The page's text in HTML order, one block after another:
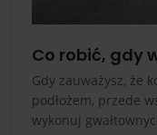
Co robić, gdy
Gdy zauważysz, że
podłożem, przede
wykonuj